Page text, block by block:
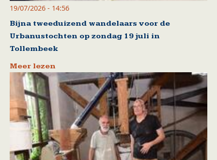
19/07/2026 - 14:56
Bijna tweeduizend wandelaars voor de
Urbanustochten op zondag 19 juli in
Tollembeek
Meer lezen